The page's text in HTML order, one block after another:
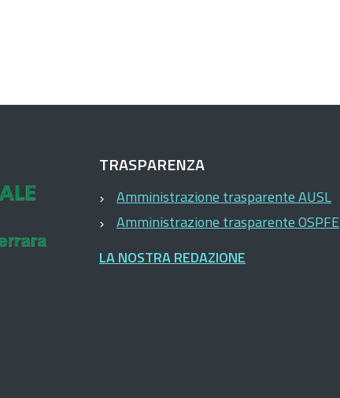
TRASPARENZA
Amministrazione trasparente AUSL
Amministrazione trasparente OSPFE
LA NOSTRA REDAZIONE